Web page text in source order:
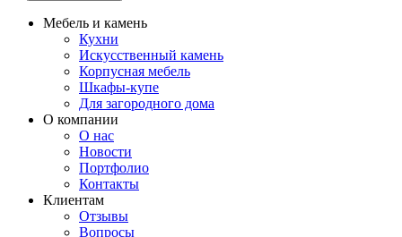
Мебель и камень
Кухни
Искусственный камень
Корпусная мебель
Шкафы-купе
Для загородного дома
О компании
О нас
Новости
Портфолио
Контакты
Клиентам
Отзывы
Вопросы